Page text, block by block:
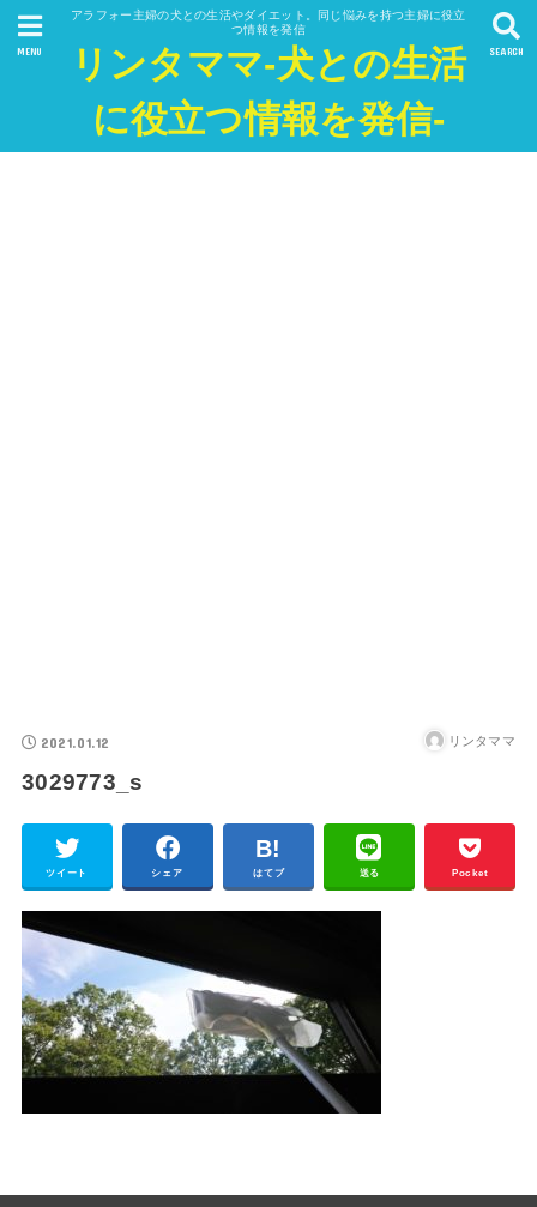
アラフォー主婦の犬との生活やダイエット。同じ悩みを持つ主婦に役立
つ情報を発信
リンタママ-犬との生活
に役立つ情報を発信-
SEARCH
MENU
2021.01.12 リンタママ
3029773_s
ツイート シェア はてブ 送る Pocket